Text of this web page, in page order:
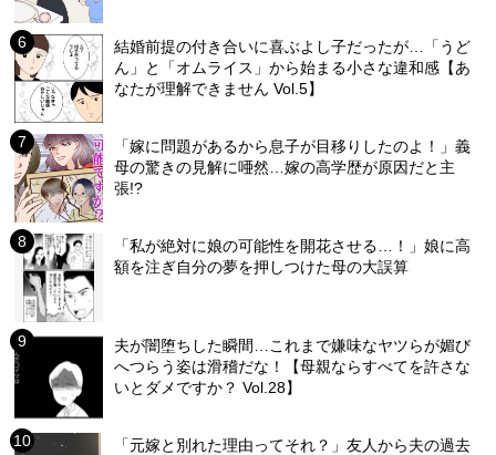
結婚前提の付き合いに喜ぶよし子だったが…「うど
ん」と「オムライス」から始まる小さな違和感【あ
なたが理解できません Vol.5】
「嫁に問題があるから息子が目移りしたのよ！」義
母の驚きの見解に唖然…嫁の高学歴が原因だと主
張!?
「私が絶対に娘の可能性を開花させる…！」娘に高
額を注ぎ自分の夢を押しつけた母の大誤算
夫が闇堕ちした瞬間…これまで嫌味なヤツらが媚び
へつらう姿は滑稽だな！【母親ならすべてを許さな
いとダメですか？ Vol.28】
「元嫁と別れた理由ってそれ？」友人から夫の過去